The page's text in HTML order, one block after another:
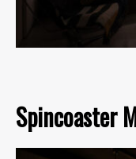
Spincoaster